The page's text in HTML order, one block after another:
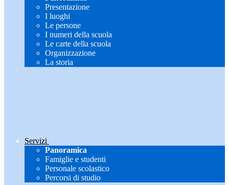
Presentazione
I luoghi
Le persone
I numeri della scuola
Le carte della scuola
Organizzazione
La storia
Servizi
Panoramica
Famiglie e studenti
Personale scolastico
Percorsi di studio